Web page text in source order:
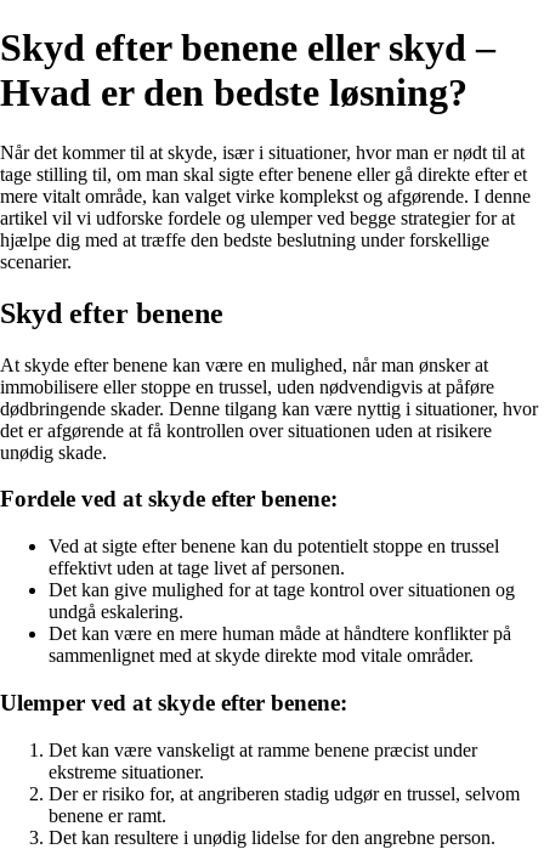
Skyd efter benene eller skyd –
Hvad er den bedste løsning?
Når det kommer til at skyde, især i situationer, hvor man er nødt til at
tage stilling til, om man skal sigte efter benene eller gå direkte efter et
mere vitalt område, kan valget virke komplekst og afgørende. I denne
artikel vil vi udforske fordele og ulemper ved begge strategier for at
hjælpe dig med at træffe den bedste beslutning under forskellige
scenarier.
Skyd efter benene
At skyde efter benene kan være en mulighed, når man ønsker at
immobilisere eller stoppe en trussel, uden nødvendigvis at påføre
dødbringende skader. Denne tilgang kan være nyttig i situationer, hvor
det er afgørende at få kontrollen over situationen uden at risikere
unødig skade.
Fordele ved at skyde efter benene:
Ved at sigte efter benene kan du potentielt stoppe en trussel
effektivt uden at tage livet af personen.
Det kan give mulighed for at tage kontrol over situationen og
undgå eskalering.
Det kan være en mere human måde at håndtere konflikter på
sammenlignet med at skyde direkte mod vitale områder.
Ulemper ved at skyde efter benene:
Det kan være vanskeligt at ramme benene præcist under
ekstreme situationer.
Der er risiko for, at angriberen stadig udgør en trussel, selvom
benene er ramt.
Det kan resultere i unødig lidelse for den angrebne person.